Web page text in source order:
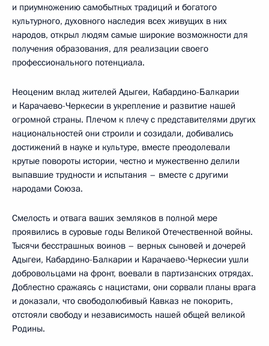
и приумножению самобытных традиций и богатого
культурного, духовного наследия всех живущих в них
народов, открыл людям самые широкие возможности для
получения образования, для реализации своего
профессионального потенциала.
Неоценим вклад жителей Адыгеи, Кабардино-Балкарии
и Карачаево-Черкесии в укрепление и развитие нашей
огромной страны. Плечом к плечу с представителями других
национальностей они строили и созидали, добивались
достижений в науке и культуре, вместе преодолевали
крутые повороты истории, честно и мужественно делили
выпавшие трудности и испытания – вместе с другими
народами Союза.
Смелость и отвага ваших земляков в полной мере
проявились в суровые годы Великой Отечественной войны.
Тысячи бесстрашных воинов – верных сыновей и дочерей
Адыгеи, Кабардино-Балкарии и Карачаево-Черкесии ушли
добровольцами на фронт, воевали в партизанских отрядах.
Доблестно сражаясь с нацистами, они сорвали планы врага
и доказали, что свободолюбивый Кавказ не покорить,
отстояли свободу и независимость нашей общей великой
Родины.